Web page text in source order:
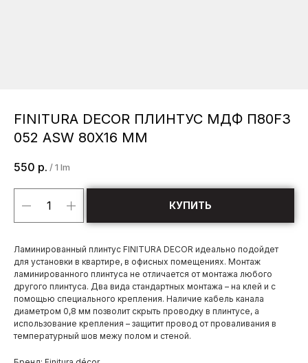
FINITURA DECOR ПЛИНТУС МДФ П80F3
052 ASW 80Х16 ММ
550 р. / 1 lm
КУПИТЬ
Ламинированный плинтус FINITURA DECOR идеально подойдет
для установки в квартире, в офисных помещениях. Монтаж
ламинированного плинтуса не отличается от монтажа любого
другого плинтуса. Два вида стандартных монтажа – на клей и с
помощью специального крепления. Наличие кабель канала
диаметром 0,8 мм позволит скрыть проводку в плинтусе, а
использование крепления – защитит провод от проваливания в
температурный шов межу полом и стеной.